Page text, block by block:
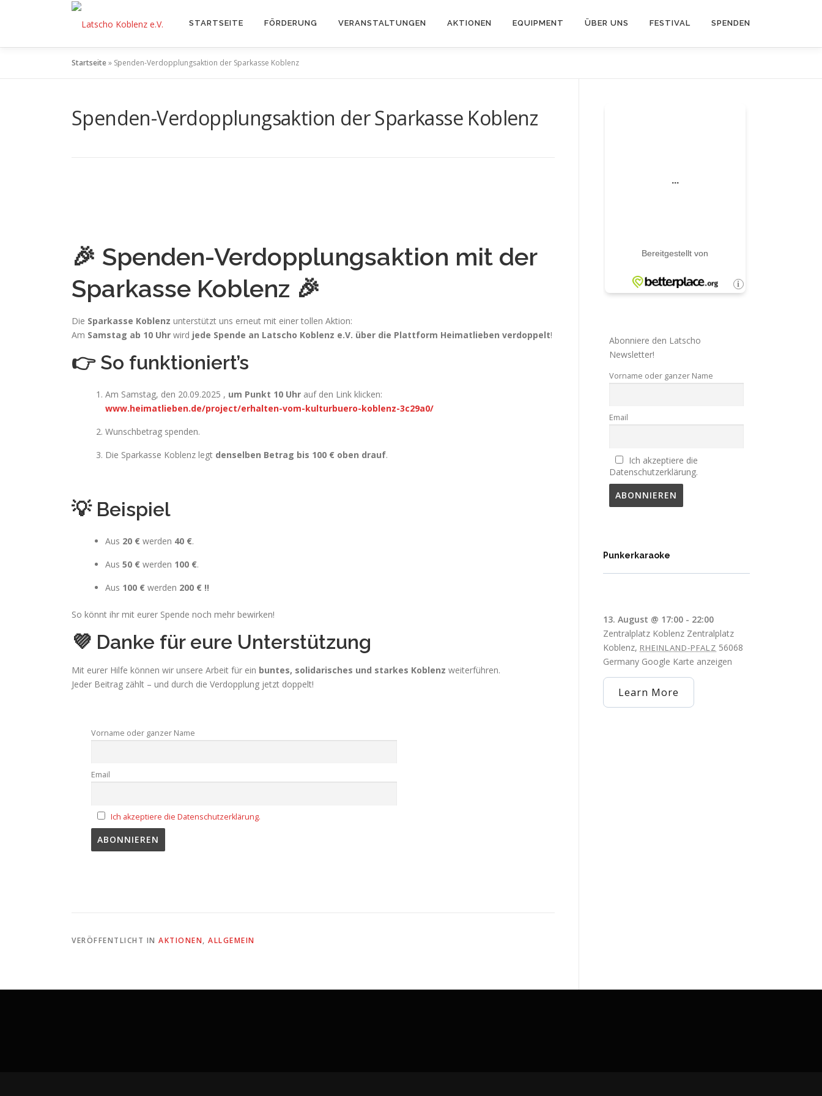
STARTSEITE FÖRDERUNG VERANSTALTUNGEN AKTIONEN EQUIPMENT ÜBER UNS FESTIVAL SPENDEN
Startseite» Spenden-Verdopplungsaktion der Sparkasse Koblenz
Spenden-Verdopplungsaktion der Sparkasse Koblenz
🎉 Spenden-Verdopplungsaktion mit der
Sparkasse Koblenz 🎉
Die Sparkasse Koblenz unterstützt uns erneut mit einer tollen Aktion:
Am Samstag ab 10 Uhr wird jede Spende an Latscho Koblenz e.V. über die Plattform Heimatlieben verdoppelt!
👉 So funktioniert’s
Am Samstag, den 20.09.2025 , um Punkt 10 Uhr auf den Link klicken:
www.heimatlieben.de/project/erhalten-vom-kulturbuero-koblenz-3c29a0/
Wunschbetrag spenden.
Die Sparkasse Koblenz legt denselben Betrag bis 100 € oben drauf.
💡 Beispiel
Aus 20 € werden 40 €.
Aus 50 € werden 100 €.
Aus 100 € werden 200 € !!
So könnt ihr mit eurer Spende noch mehr bewirken!
💜 Danke für eure Unterstützung
Mit eurer Hilfe können wir unsere Arbeit für ein buntes, solidarisches und starkes Koblenz weiterführen.
Jeder Beitrag zählt – und durch die Verdopplung jetzt doppelt!
Vorname oder ganzer Name
Email
Ich akzeptiere die Datenschutzerklärung.
VERÖFFENTLICHT IN AKTIONEN, ALLGEMEIN
Abonniere den Latscho
Newsletter!
Vorname oder ganzer Name
Email
Ich akzeptiere die
Datenschutzerklärung.
Punkerkaraoke
13. August @ 17:00 - 22:00
Zentralplatz Koblenz Zentralplatz
Koblenz, RHEINLAND-PFALZ 56068
Germany Google Karte anzeigen
Learn More